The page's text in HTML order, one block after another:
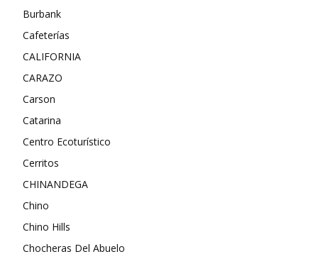
Burbank
Cafeterías
CALIFORNIA
CARAZO
Carson
Catarina
Centro Ecoturístico
Cerritos
CHINANDEGA
Chino
Chino Hills
Chocheras Del Abuelo